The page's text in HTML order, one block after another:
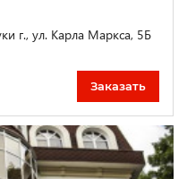
г., ул. Карла Маркса, 5Б
Заказать